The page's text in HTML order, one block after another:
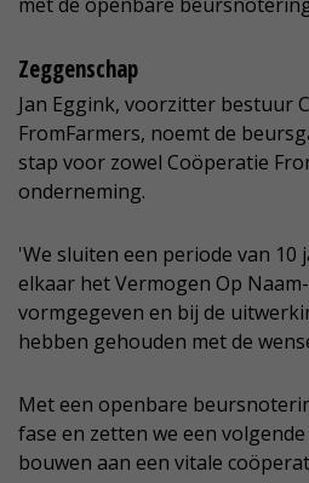
met de openbare
Zeggenschap
Jan Eggink, voorzitter bestuur
FromFarmers, noemt de
stap voor zowel Coöperatie
onderneming.
'We sluiten een periode van 10
elkaar het Vermogen Op
vormgegeven en bij de
hebben gehouden met de
Met een openbare
fase en zetten we een
bouwen aan een vitale